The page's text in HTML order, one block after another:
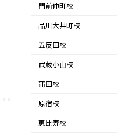
門前仲町校
品川大井町校
五反田校
武蔵小山校
蒲田校
原宿校
恵比寿校